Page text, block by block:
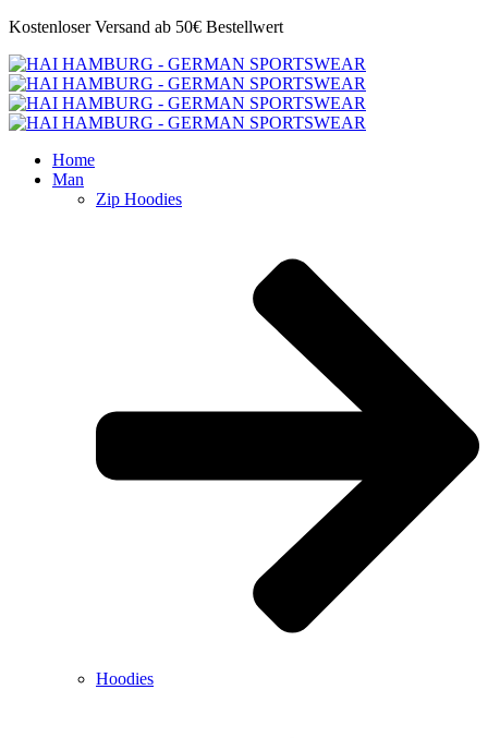
Kostenloser Versand ab 50€ Bestellwert
Home
Man
Zip Hoodies
Hoodies